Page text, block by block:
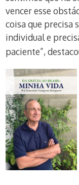
vencer esse
coisa que precisa
individual e
paciente”,